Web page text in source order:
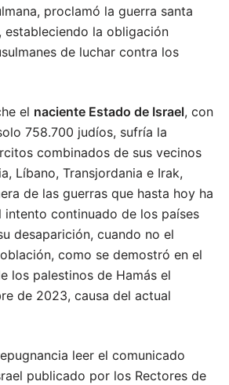
proclamó la guerra santa
estableciendo la obligación
de luchar contra los
el naciente Estado de Israel, con
758.700 judíos, sufría la
combinados de sus vecinos
Líbano, Transjordania e Irak,
de las guerras que hasta hoy ha
intento continuado de los países
desaparición, cuando no el
como se demostró en el
los palestinos de Hamás el
de 2023, causa del actual
leer el comunicado
publicado por los Rectores de